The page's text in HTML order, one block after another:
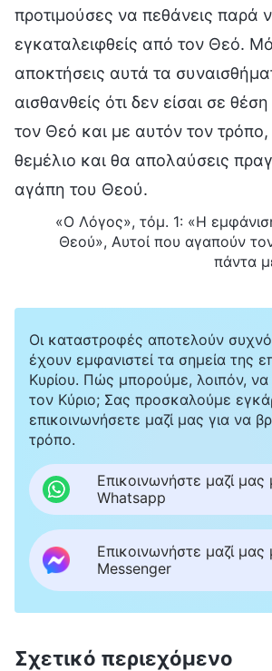
προτιμούσες να πεθάνεις παρά
εγκαταλειφθείς από τον Θεό.
αποκτήσεις αυτά τα
αισθανθείς ότι δεν είσαι σε
τον Θεό και με αυτόν τον τρόπο,
θεμέλιο και θα απολαύσεις
αγάπη του Θεού.
«Ο Λόγος», τόμ. 1: «Η
Θεού», Αυτοί που αγαπούν
πάντα
Οι καταστροφές αποτελούν
έχουν εμφανιστεί τα σημεία της
Κυρίου. Πώς μπορούμε, λοιπόν,
τον Κύριο; Σας προσκαλούμε
επικοινωνήσετε μαζί μας για να
τρόπο.
Επικοινωνήστε μαζί
Whatsapp
Επικοινωνήστε μαζί
Messenger
Σχετικό περιεχόμενο